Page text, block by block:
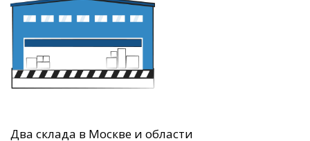
Два склада в Москве и области